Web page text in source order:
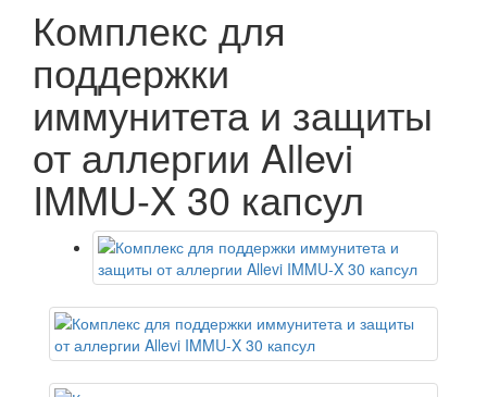
Комплекс для
поддержки
иммунитета и защиты
от аллергии Allevi
IMMU-X 30 капсул